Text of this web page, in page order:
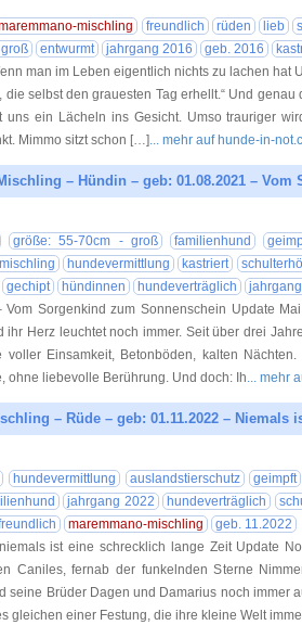
mischling freundlich rüden lieb
entwurmt jahrgang 2016 geb. 2016
man im Leben eigentlich nichts zu lachen hat
die selbst den grauesten Tag erhellt.“ Und
uns ein Lächeln ins Gesicht. Umso trauriger
Mimmo sitzt schon […]... mehr auf hunde-in-
– Hündin – geb: 01.08.2021 –
größe: 55-70cm - groß familienhund
mischling hundevermittlung kastriert
gechipt hündinnen hundeverträglich
Vom Sorgenkind zum Sonnenschein Update
ihr Herz leuchtet noch immer. Seit über drei
voller Einsamkeit, Betonböden, kalten
ohne liebevolle Berührung. Und doch: Ih... mehr
– Rüde – geb: 01.11.2022 – Niemals
hundevermittlung auslandstierschutz
geimpft
jahrgang 2022 hundeverträglich
maremmano-mischling
geb. 11.2022
ist eine schrecklich lange Zeit Update
Caniles, fernab der funkelnden Sterne
seine Brüder Dagen und Damarius noch immer
gleichen einer Festung, die ihre kleine Welt imme